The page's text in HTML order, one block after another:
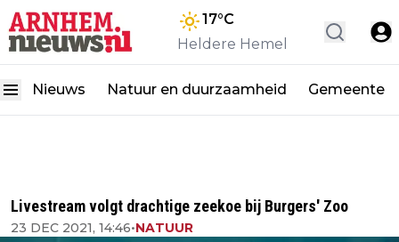
17°C
Heldere Hemel
Nieuws Natuur en duurzaamheid Gemeente
Livestream volgt drachtige zeekoe bij Burgers' Zoo
23 DEC 2021, 14:46•NATUUR